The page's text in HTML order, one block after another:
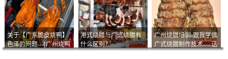
关于【广东脆皮烧鸭】
色泽的问题---[广州烧鸭
港式烧腊与广式烧腊有
什么区别？
广州烧腊培训-跟我学做
广式烧腊制作技术----话